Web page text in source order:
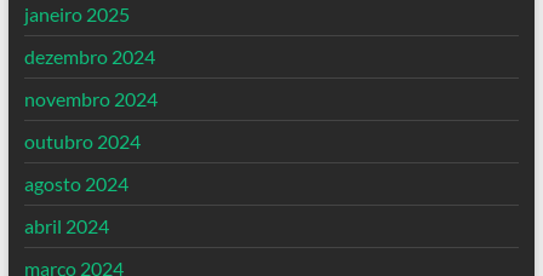
janeiro 2025
dezembro 2024
novembro 2024
outubro 2024
agosto 2024
abril 2024
março 2024